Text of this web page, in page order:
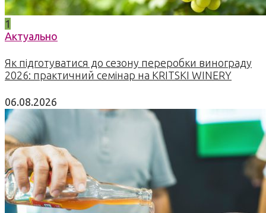
1
Актуально
Як підготуватися до сезону переробки винограду
2026: практичний семінар на KRITSKI WINERY
06.08.2026